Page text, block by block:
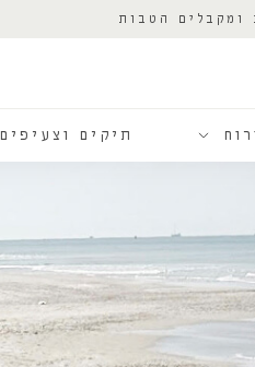
ומקבלים הטבות
תיקים וצעיפים